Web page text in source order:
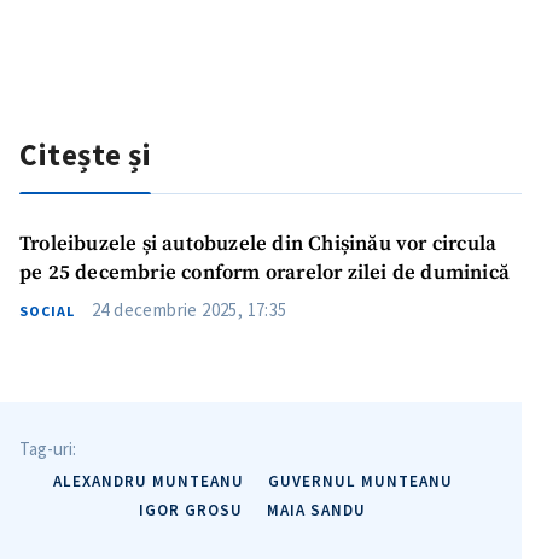
Citește și
Troleibuzele și autobuzele din Chișinău vor circula
pe 25 decembrie conform orarelor zilei de duminică
SOCIAL 24 decembrie 2025, 17:35
Tag-uri:
ALEXANDRU MUNTEANU
GUVERNUL MUNTEANU
IGOR GROSU
MAIA SANDU